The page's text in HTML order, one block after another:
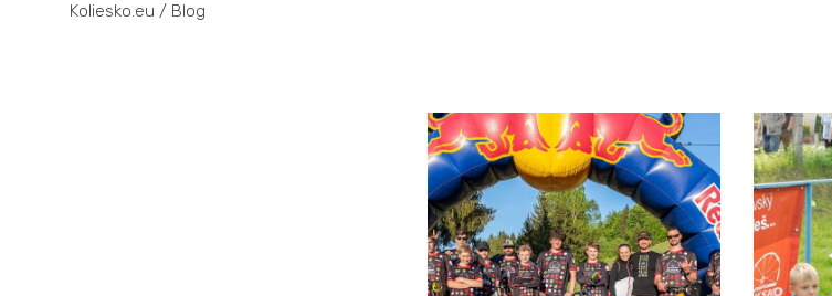
Koliesko.eu / Blog